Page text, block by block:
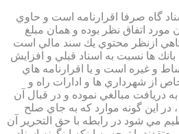
گاه صرفا اقرارنامه است و حاوي
مورد اتفاق نظر بوده و همان مبلغ
گاهي ازنظر محتوي يك سند مالي است
بانك ها نسبت به اسناد قبلي و افزايش
و غيره است و يا اقرارنامه هاي
از شهرداري ها و ادارات راه و
دريافت مبالغي نموده و در قبال آن
در اين گونه موارد كه به جاي صلح
مي شود در رابطه با حق التحرير آن